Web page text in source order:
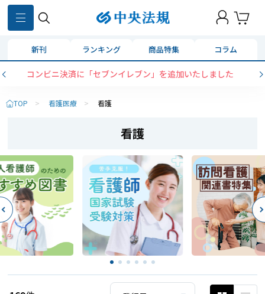
新刊 ランキング 商品特集 コラム
コンビニ決済に「セブンイレブン」を追加いたしました
TOP > 看護医療 > 看護
看護